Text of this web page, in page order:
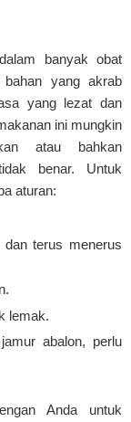
banyak obat
bahan yang akrab
yang lezat dan
ini mungkin
atau bahkan
benar. Untuk
aturan:
dan terus menerus
lemak.
abalon, perlu
Anda untuk